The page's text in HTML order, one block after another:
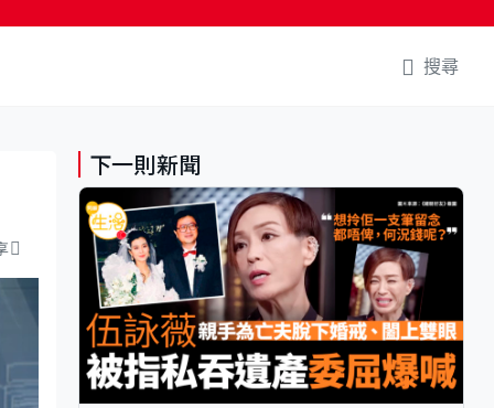
搜尋
下一則新聞